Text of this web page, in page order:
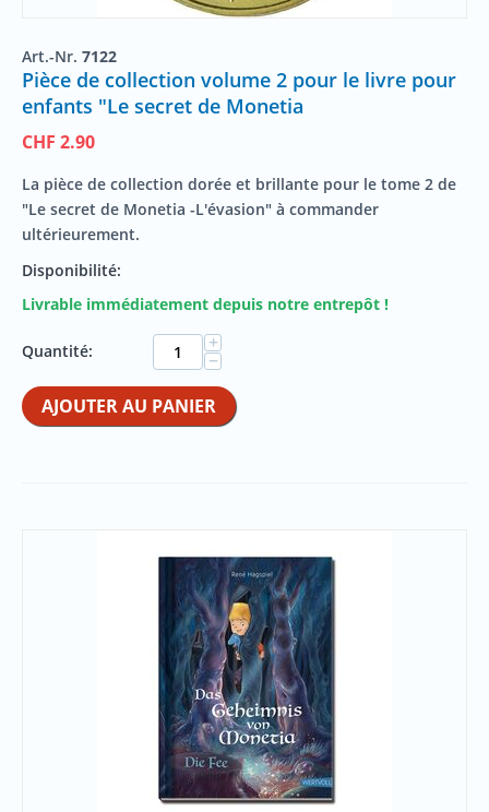
Art.-Nr. 7122
Pièce de collection volume 2 pour le livre pour
enfants "Le secret de Monetia
CHF 2.90
La pièce de collection dorée et brillante pour le tome 2 de
"Le secret de Monetia -L'évasion" à commander
ultérieurement.
Disponibilité:
Livrable immédiatement depuis notre entrepôt !
Quantité: +
−
AJOUTER AU PANIER